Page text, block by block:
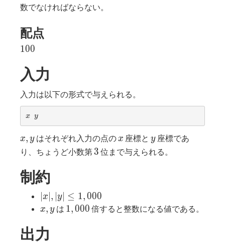
数でなければならない。
配点
100
100
入力
入力は以下の形式で与えられる。
x
x y
y
x,
y
x, yはそれぞれ入力の点の x
x 座標と y
y座標であ
り、ちょうど小数第 3
3 位まで与えられる。
制約
|x|,
|y| ≤
x , ∣y∣ ≤ 1,000
x,
x, yは 1,000
1,000 倍すると整数になる値である。
出力